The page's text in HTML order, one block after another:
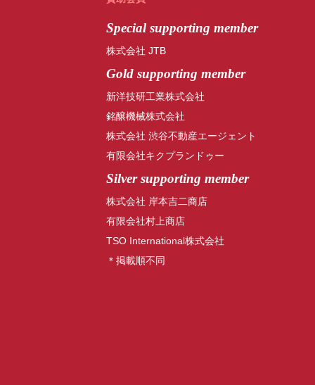
Specialsupporting member
株式会社 JTB
Gold supporting member
新洋技研工業株式会社
銘醸機械株式会社
株式会社 渋谷不動産エージェント
有限会社キクプランドゥー
Silver supporting member
株式会社 岸本吉二商店
有限会社村上商店
TSO International株式会社
＊掲載順不同